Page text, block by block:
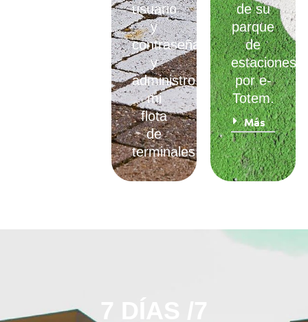
usuario
y
contraseña
y
administro
mi
flota
de
terminales
de su
parque
de
estaciones
por e-
Totem.
Más